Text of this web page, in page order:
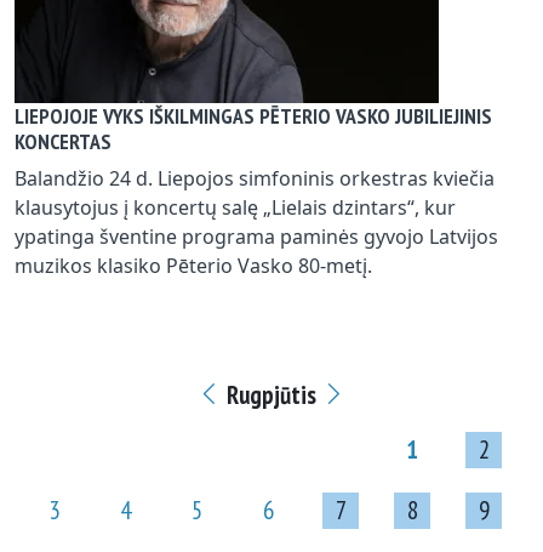
LIEPOJOJE VYKS IŠKILMINGAS PĒTERIO VASKO JUBILIEJINIS
KONCERTAS
Balandžio 24 d. Liepojos simfoninis orkestras kviečia
klausytojus į koncertų salę „Lielais dzintars“, kur
ypatinga šventine programa paminės gyvojo Latvijos
muzikos klasiko Pēterio Vasko 80-metį.
Rugpjūtis
1
2
3
4 5 6 7 8
9